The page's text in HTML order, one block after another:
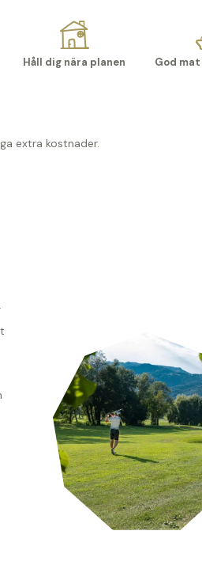
Håll dig nära planen God
extra kostnader.